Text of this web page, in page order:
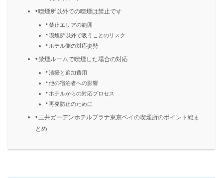
喫煙所以外での喫煙は禁止です
禁止エリアの範囲
喫煙所以外で吸うことのリスク
ホテル側の対応姿勢
禁煙ルームで喫煙した場合の対応
清掃と追加費用
他の宿泊者への影響
ホテルからの対応プロセス
再発防止のために
三井ガーデンホテルプラナ東京ベイの喫煙所のポイント総ま
とめ